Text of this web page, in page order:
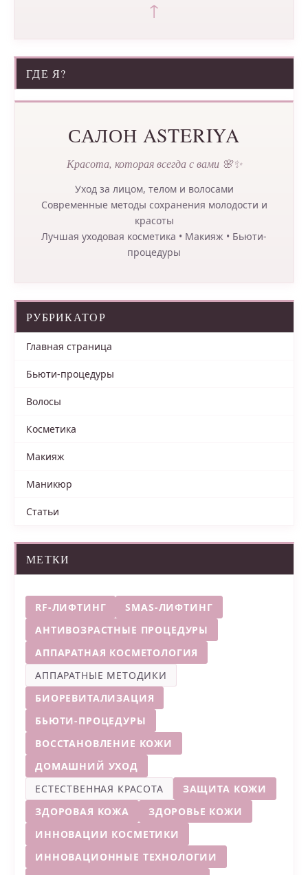
↑
ГДЕ Я?
САЛОН ASTERIYA
Красота, которая всегда с вами 🌸✨
Уход за лицом, телом и волосами
Современные методы сохранения молодости и
красоты
Лучшая уходовая косметика • Макияж • Бьюти-
процедуры
РУБРИКАТОР
Главная страница
Бьюти-процедуры
Волосы
Косметика
Макияж
Маникюр
Статьи
МЕТКИ
RF-ЛИФТИНГ
SMAS-ЛИФТИНГ
АНТИВОЗРАСТНЫЕ ПРОЦЕДУРЫ
АППАРАТНАЯ КОСМЕТОЛОГИЯ
АППАРАТНЫЕ МЕТОДИКИ
БИОРЕВИТАЛИЗАЦИЯ
БЬЮТИ-ПРОЦЕДУРЫ
ВОССТАНОВЛЕНИЕ КОЖИ
ДОМАШНИЙ УХОД
ЕСТЕСТВЕННАЯ КРАСОТА
ЗАЩИТА КОЖИ
ЗДОРОВАЯ КОЖА
ЗДОРОВЬЕ КОЖИ
ИННОВАЦИИ КОСМЕТИКИ
ИННОВАЦИОННЫЕ ТЕХНОЛОГИИ